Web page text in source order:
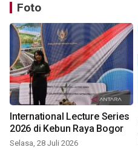
Foto
International Lecture Series
2026 di Kebun Raya Bogor
Selasa, 28 Juli 2026